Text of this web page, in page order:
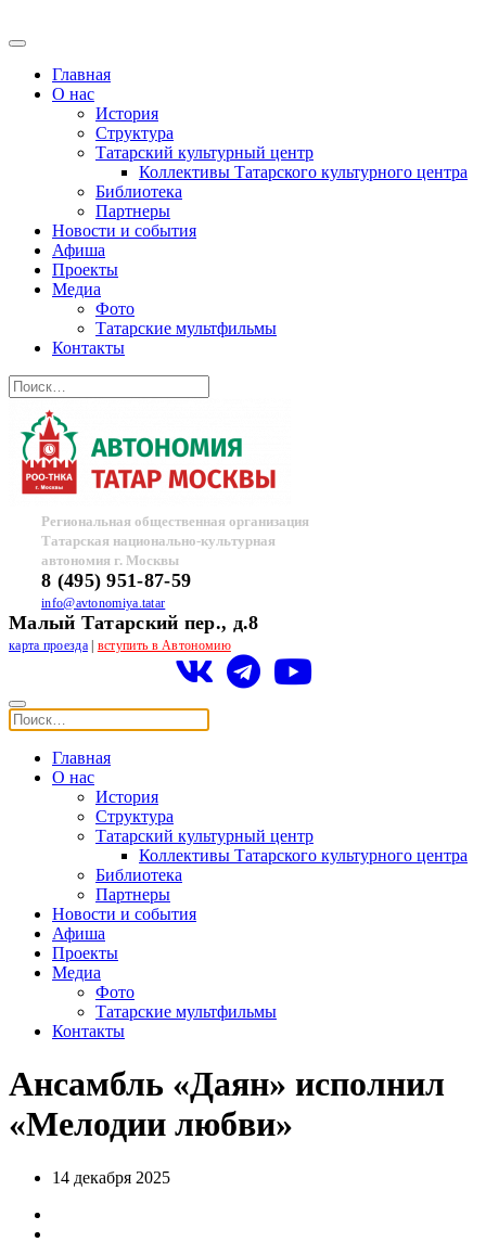
Главная
О нас
История
Структура
Татарский культурный центр
Коллективы Татарского культурного центра
Библиотека
Партнеры
Новости и события
Афиша
Проекты
Медиа
Фото
Татарские мультфильмы
Контакты
Региональная общественная организация
Татарская национально-культурная
автономия г. Москвы
8 (495) 951-87-59
info@avtonomiya.tatar
Малый Татарский пер., д.8
карта проезда| вступить в Автономию
Главная
О нас
История
Структура
Татарский культурный центр
Коллективы Татарского культурного центра
Библиотека
Партнеры
Новости и события
Афиша
Проекты
Медиа
Фото
Татарские мультфильмы
Контакты
Ансамбль «Даян» исполнил
«Мелодии любви»
14 декабря 2025